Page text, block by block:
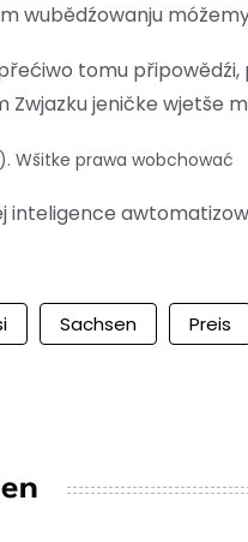
wubědźowanju
přećiwo tomu
Zwjazku jeničke wjetše
Wšitke prawa wobchować
inteligence
Sachsen Preis